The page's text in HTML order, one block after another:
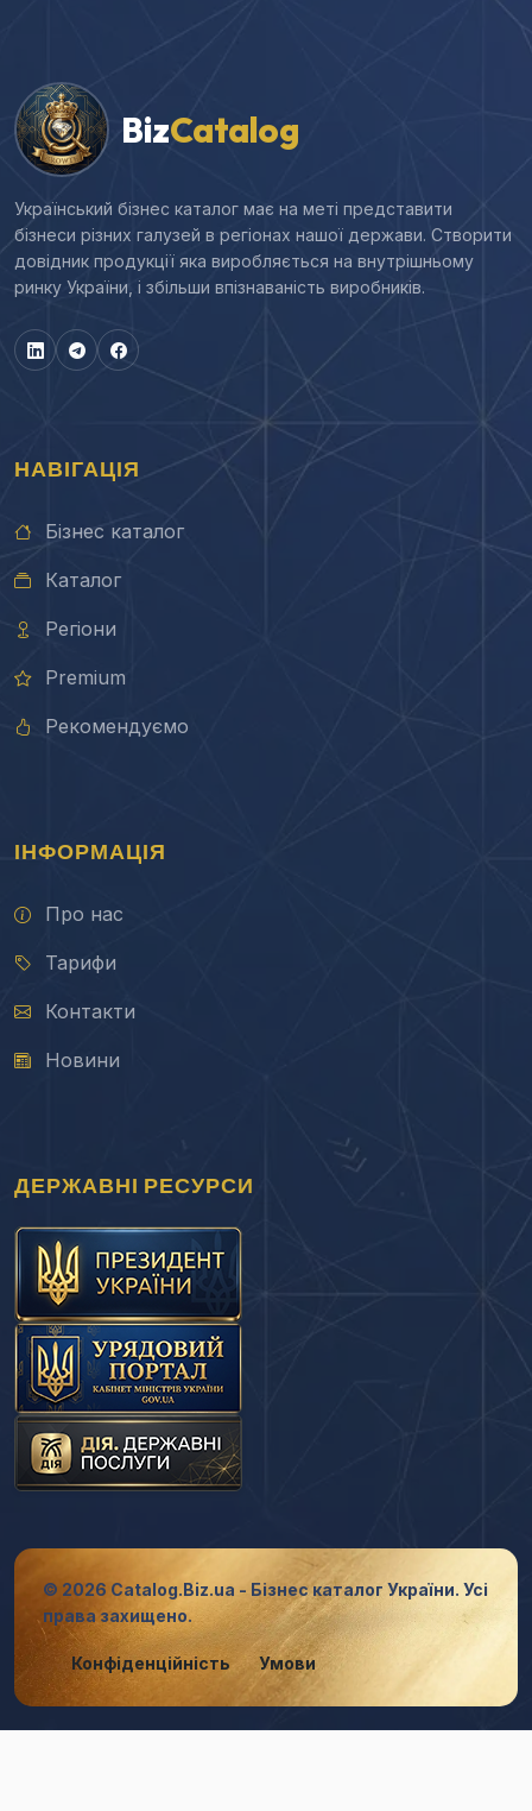
BizCatalog
Український бізнес каталог має на меті представити
бізнеси різних галузей в регіонах нашої держави. Створити
довідник продукції яка виробляється на внутрішньому
ринку України, і збільши впізнаваність виробників.
НАВІГАЦІЯ
Бізнес каталог
Каталог
Регіони
Premium
Рекомендуємо
ІНФОРМАЦІЯ
Про нас
Тарифи
Контакти
Новини
ДЕРЖАВНІ РЕСУРСИ
© 2026 Catalog.Biz.ua - Бізнес каталог України. Усі
права захищено.
Конфіденційність Умови